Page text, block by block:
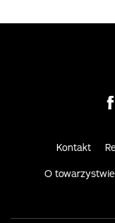
Kontakt
O